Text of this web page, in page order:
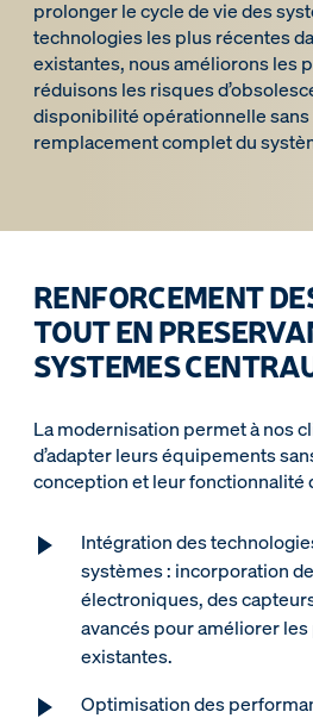
prolonger le cycle de vie des
technologies les plus récentes
existantes, nous améliorons les
réduisons les risques
disponibilité opérationnelle
remplacement complet du
RENFORCEMENT
TOUT EN
SYSTEMES
La modernisation permet à nos
d’adapter leurs équipements
conception et leur fonctionnalité
Intégration des
systèmes : incorporation
électroniques, des
avancés pour améliorer
existantes.
Optimisation des